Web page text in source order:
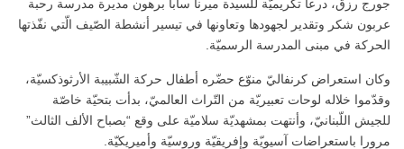
جورج رزق، درعا تكريميّة للسيدة ميرنا سابا برهون مديرة مدرسة رحبة
عربون شكر وتقدير لجهودها وتعاونها في تيسير أنشطة الصّيف الّتي نفّذتها
الحركة في مبنى المدرسة الرسميّة.
وكان استعراض كرنفاليّ منوّع حضّره أطفال حركة الشّبيبة الأرثوذكسيّة،
وقدّموا خلاله لوحات تعبيريّة من التّراث العالميّ، بدأت بتحيّة خاصّة
للجيش اللّبنانيّ، وأنتهت بمشهديّة سلاميّة على وقع “بصباح الألف الثالث”
مرورا باستعراضات آسيويّة وإفريقيّة وروسيّة وأميريكيّة.